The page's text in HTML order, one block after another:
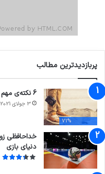
پربازدیدترین مطالب
71%
6 نکته‌ی مهم برای گرفتن عکس‌های جذاب‌تر در سفر
3 جولای 2021
خداحافظی
دنیای بازی